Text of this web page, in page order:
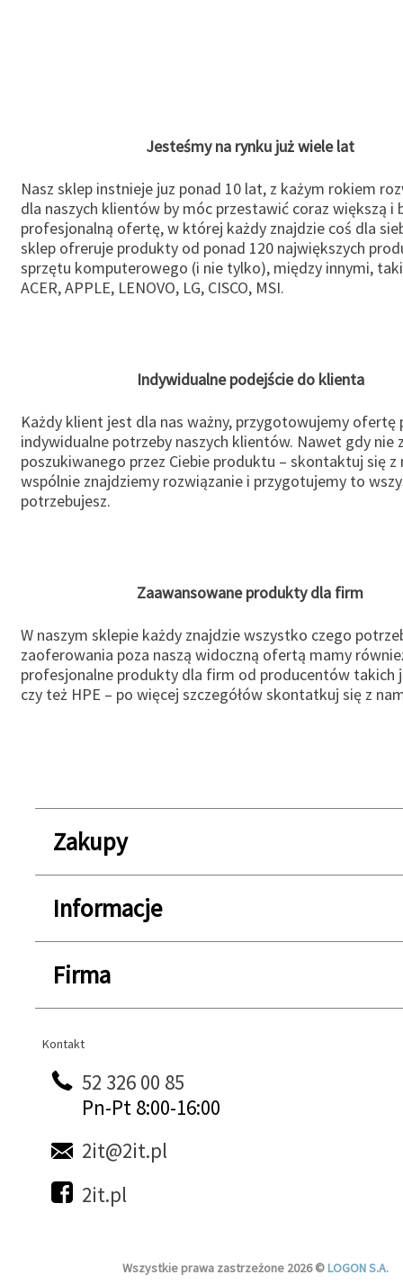
Jesteśmy na rynku już wiele lat
Nasz sklep instnieje juz ponad 10 lat, z każym rokiem
dla naszych klientów by móc przestawić coraz większą i
profesjonalną ofertę, w której każdy znajdzie coś dla
sklep ofreruje produkty od ponad 120 największych
sprzętu komputerowego (i nie tylko), między innymi,
ACER, APPLE, LENOVO, LG, CISCO, MSI.
Indywidualne podejście do klienta
Każdy klient jest dla nas ważny, przygotowujemy ofertę
indywidualne potrzeby naszych klientów. Nawet gdy nie
poszukiwanego przez Ciebie produktu – skontaktuj się z
wspólnie znajdziemy rozwiązanie i przygotujemy to
potrzebujesz.
Zaawansowane produkty dla firm
W naszym sklepie każdy znajdzie wszystko czego
zaoferowania poza naszą widoczną ofertą mamy
profesjonalne produkty dla firm od producentów takich
czy też HPE – po więcej szczegółów skontatkuj się z
Zakupy
Informacje
Firma
Kontakt
Kontakt
52 326 00 85
Pn-Pt 8:00-16:00
2it@2it.pl
2it.pl
Wszystkie prawa zastrzeżone 2026 ©LOGON S.A.